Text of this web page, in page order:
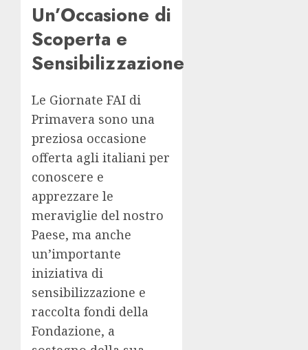
Un’Occasione di
Scoperta e
Sensibilizzazione
Le Giornate FAI di
Primavera sono una
preziosa occasione
offerta agli italiani per
conoscere e
apprezzare le
meraviglie del nostro
Paese, ma anche
un’importante
iniziativa di
sensibilizzazione e
raccolta fondi della
Fondazione, a